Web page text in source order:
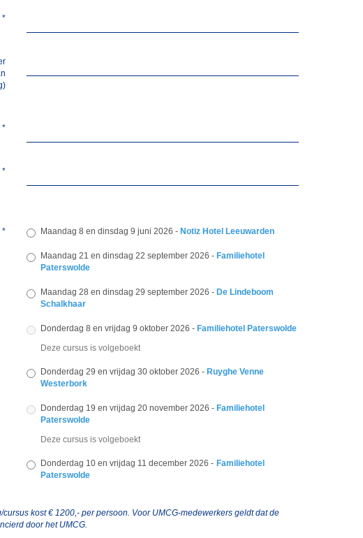
*
*
*
* Maandag 8 en dinsdag 9 juni 2026 - Notiz Hotel Leeuwarden
Maandag 21 en dinsdag 22 september 2026 - Familiehotel
Paterswolde
Maandag 28 en dinsdag 29 september 2026 - De Lindeboom
Schalkhaar
Donderdag 8 en vrijdag 9 oktober 2026 - Familiehotel Paterswolde
Deze cursus is volgeboekt
Donderdag 29 en vrijdag 30 oktober 2026 - Ruyghe Venne
Westerbork
Donderdag 19 en vrijdag 20 november 2026 - Familiehotel
Paterswolde
Deze cursus is volgeboekt
Donderdag 10 en vrijdag 11 december 2026 - Familiehotel
Paterswolde
kost € 1200,- per persoon. Voor UMCG-medewerkers geldt dat de
door het UMCG.